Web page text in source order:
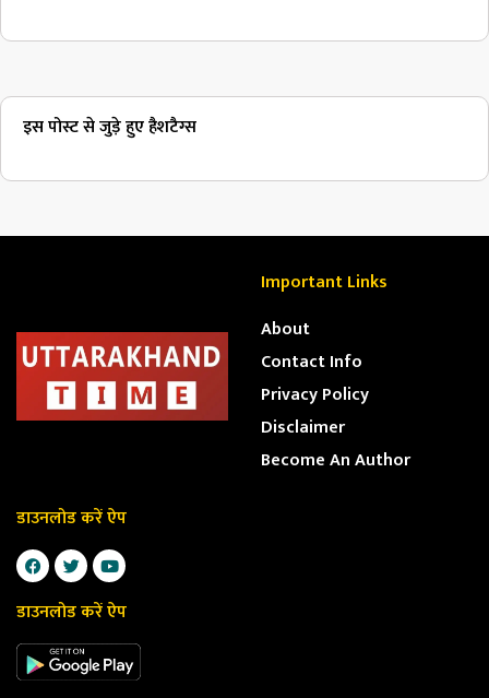
इस पोस्ट से जुड़े हुए हैशटैग्स
Important Links
About
Contact Info
Privacy Policy
Disclaimer
Become An Author
डाउनलोड करें ऐप
डाउनलोड करें ऐप